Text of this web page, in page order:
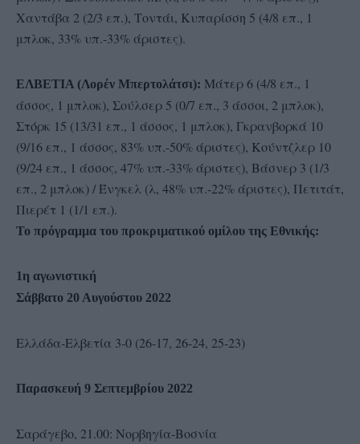
Χαντάβα 2 (2/3 επ.), Τοντάι, Κυπαρίσση 5 (4/8 επ., 1
μπλοκ, 33% υπ.-33% άριστες).
ΕΛΒΕΤΙΑ (Λορέν Μπερτολάτσι): Μάτερ 6 (4/8 επ., 1
άσσος, 1 μπλοκ), Σούλσερ 5 (0/7 επ., 3 άσσοι, 2 μπλοκ),
Στόρκ 15 (13/31 επ., 1 άσσος, 1 μπλοκ), Γκρανβορκά 10
(9/16 επ., 1 άσσος, 83% υπ.-50% άριστες), Κούντζλερ 10
(9/24 επ., 1 άσσος, 47% υπ.-33% άριστες), Βάσνερ 3 (1/3
επ., 2 μπλοκ) / Ένγκελ (λ, 48% υπ.-22% άριστες), Πετιτάτ,
Πιερέτ 1 (1/1 επ.).
Το πρόγραμμα του προκριματικού ομίλου της Εθνικής:
1η αγωνιστική
Σάββατο 20 Αυγούστου 2022
Ελλάδα-Ελβετία 3-0 (26-17, 26-24, 25-23)
Παρασκευή 9 Σεπτεμβρίου 2022
Σαράγεβο, 21.00: Νορβηγία-Βοσνία